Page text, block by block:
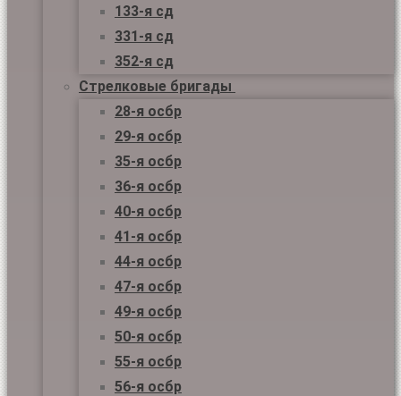
133-я сд
331-я сд
352-я сд
Стрелковые бригады
28-я осбр
29-я осбр
35-я осбр
36-я осбр
40-я осбр
41-я осбр
44-я осбр
47-я осбр
49-я осбр
50-я осбр
55-я осбр
56-я осбр